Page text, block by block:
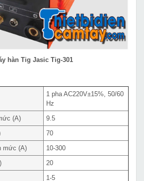
hàn Tig Jasic Tig-301
1 pha AC220V±15%, 50/60
Hz
(A)
9.5
70
mức (A)
10-300
20
1-5